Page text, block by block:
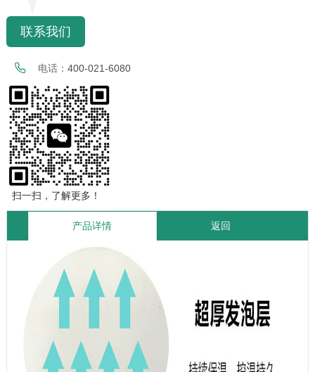
联系我们
电话： 400-021-6080
扫一扫，了解更多！
产品详情 返回